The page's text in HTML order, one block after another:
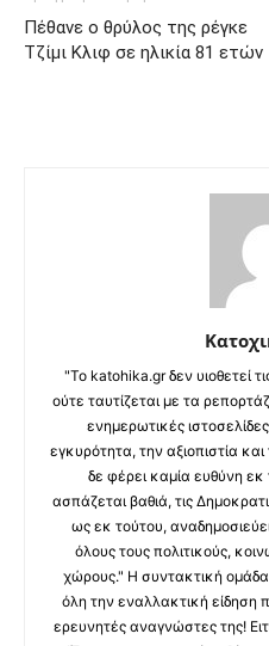
Πέθανε ο θρύλος της ρέγκε
Τζίμι Κλιφ σε ηλικία 81 ετών
"Το katohika.gr δεν υιοθετεί
ούτε ταυτίζεται με τα
ενημερωτικές
εγκυρότητα, την αξιοπιστία
δε φέρει καμία ευθύνη
ασπάζεται βαθιά, τις
ως εκ τούτου,
όλους τους πολιτικούς,
χώρους." Η συντακτική
όλη την εναλλακτική είδηση
ερευνητές αναγνώστες της!